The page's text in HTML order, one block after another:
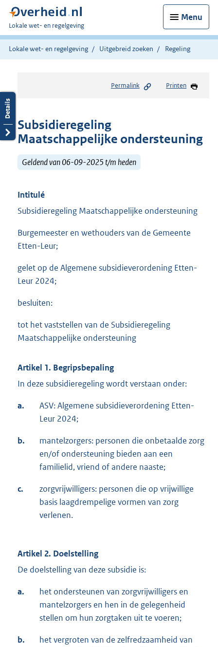
Menu
U
bent
hier:
Lokale wet- en regelgeving
Lokale wet- en regelgeving Uitgebreid zoeken Regeling
Permalink Printen
Subsidieregeling
Maatschappelijke ondersteuning
Geldend van 06-09-2025 t/m heden
Intitulé
Subsidieregeling Maatschappelijke ondersteuning
Burgemeester en wethouders van de Gemeente
Etten-Leur;
gelet op de Algemene subsidieverordening Etten-
Leur 2024;
besluiten:
tot het vaststellen van de Subsidieregeling
Maatschappelijke ondersteuning
Artikel 1. Begripsbepaling
In deze subsidieregeling wordt verstaan onder:
a.
ASV: Algemene subsidieverordening Etten-
Leur 2024;
b.
mantelzorgers: personen die onbetaalde zorg
en/of ondersteuning bieden aan een
familielid, vriend of andere naaste;
c.
zorgvrijwilligers: personen die op vrijwillige
basis laagdrempelige vormen van zorg
verlenen.
Artikel 2. Doelstelling
De doelstelling van deze subsidie is:
a.
het ondersteunen van zorgvrijwilligers en
mantelzorgers en hen in de gelegenheid
stellen om hun zorgtaken uit te voeren;
b.
het vergroten van de zelfredzaamheid van